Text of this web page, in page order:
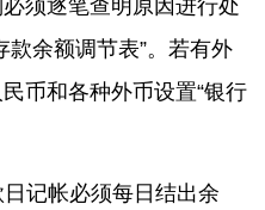
须逐笔查明原因进行处
款余额调节表”。若有外
币和各种外币设置“银行
记帐必须每日结出余